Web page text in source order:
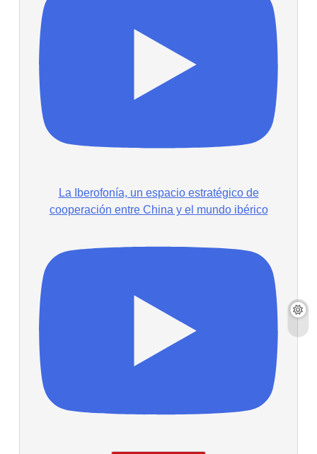
La Iberofonía, un espacio estratégico de
cooperación entre China y el mundo ibérico